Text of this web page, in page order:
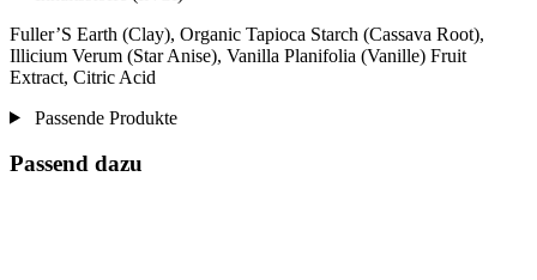
Fuller’S Earth (Clay), Organic Tapioca Starch (Cassava Root),
Illicium Verum (Star Anise), Vanilla Planifolia (Vanille) Fruit
Extract, Citric Acid
Passende Produkte
Passend dazu